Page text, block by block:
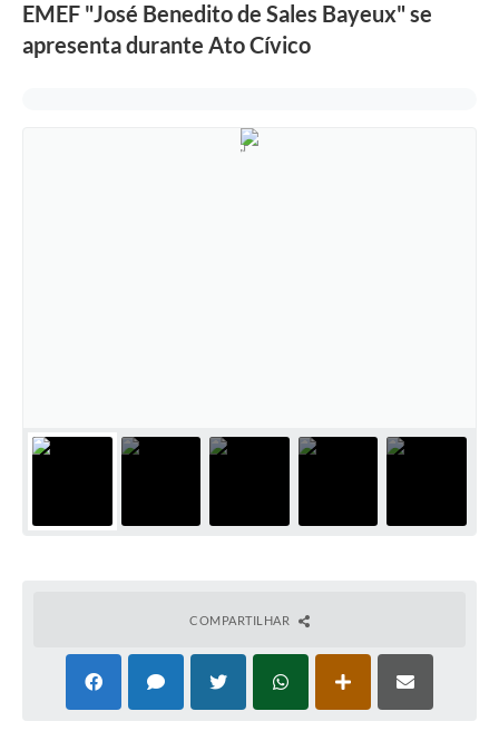
Conselhos
Agenda
SIC
EMEF "José Benedito de Sales Bayeux" se
apresenta durante Ato Cívico
COMPARTILHAR